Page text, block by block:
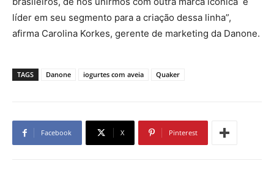
líder em seu segmento para a criação dessa linha”,
afirma Carolina Korkes, gerente de marketing da Danone.
TAGS Danone iogurtes com aveia Quaker
Facebook X Pinterest